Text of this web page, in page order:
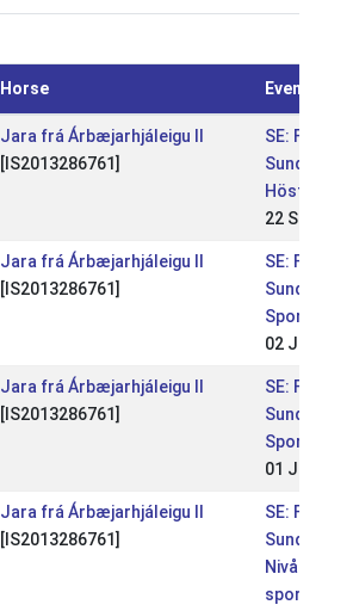
Horse Event
Jara frá Árbæjarhjáleigu II
[IS2013286761]
SE:
Sundabakki
Höst
22 Sep
Jara frá Árbæjarhjáleigu II
[IS2013286761]
SE:
Sundabakki
Sport WR 2
02 Jun
Jara frá Árbæjarhjáleigu II
[IS2013286761]
SE:
Sundabakki
Sport WR 1
01 Jun
Jara frá Árbæjarhjáleigu II
[IS2013286761]
SE:
Sundabakki
Nivå 1
sport+gk